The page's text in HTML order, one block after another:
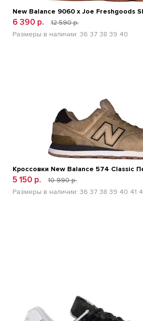
New Balance 9060 x Joe Freshgoods
6 390 р.
12 590 р.
Размеры в наличии: 36 37 38 39 40
Кроссовки New Balance 574 Classic
5 150 р.
10 990 р.
Размеры в наличии: 36 37 38 39 40 41